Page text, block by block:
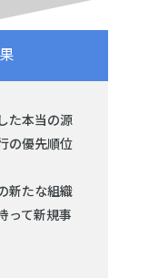
た本当の源
の優先順位
新たな組織
って新規事